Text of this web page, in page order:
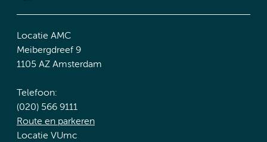
Locatie AMC
Meibergdreef 9
1105 AZ Amsterdam
Telefoon:
(020) 566 9111
Route en parkeren
Locatie VUmc